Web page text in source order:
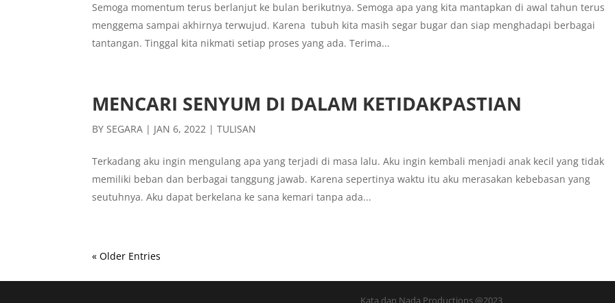
Semoga momentum terus berlanjut ke bulan berikutnya. Semoga apa yang kita mantapkan di awal tahun terus
menggema sampai akhirnya terwujud. Karena tubuh kita masih segar bugar dan siap menghadapi berbagai
tantangan. Tinggal kita nikmati setiap proses yang ada. Terima...
MENCARI SENYUM DI DALAM KETIDAKPASTIAN
BYSEGARA | JAN 6, 2022 |TULISAN
Terkadang aku ingin mengulang apa yang terjadi di masa lalu. Aku ingin kembali menjadi anak kecil yang tidak
memiliki beban dan berbagai tanggung jawab. Karena sepertinya waktu itu aku merasakan kebebasan yang
seutuhnya. Aku dapat berkelana ke sana kemari tanpa ada...
« Older Entries
Kata dan Nada Productions @2023